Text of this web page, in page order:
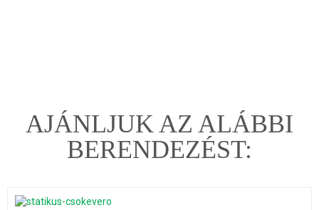
AJÁNLJUK AZ ALÁBBI
BERENDEZÉST: